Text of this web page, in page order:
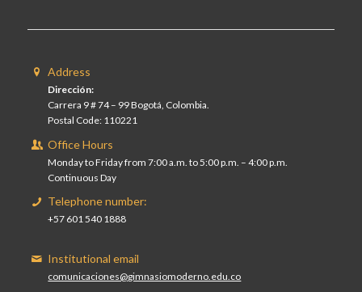
Address
Dirección:
Carrera 9 # 74 – 99 Bogotá, Colombia.
Postal Code: 110221
Office Hours
Monday to Friday from 7:00 a.m. to 5:00 p.m. – 4:00 p.m.
Continuous Day
Telephone number:
+57 601 540 1888
Institutional email
comunicaciones@gimnasiomoderno.edu.co